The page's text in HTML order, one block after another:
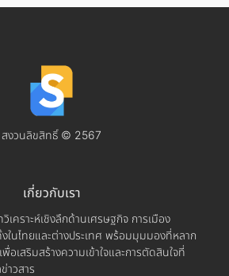
สงวนลิขสิทธิ์ © 2567
เกี่ยวกับเรา
เคราะห์เชิงลึกด้านเศรษฐกิจ การเมือง
ในไทยและต่างประเทศ พร้อมมุมมองที่หลาก
อเสริมสร้างความเข้าใจและการตัดสินใจที่
าวสาร